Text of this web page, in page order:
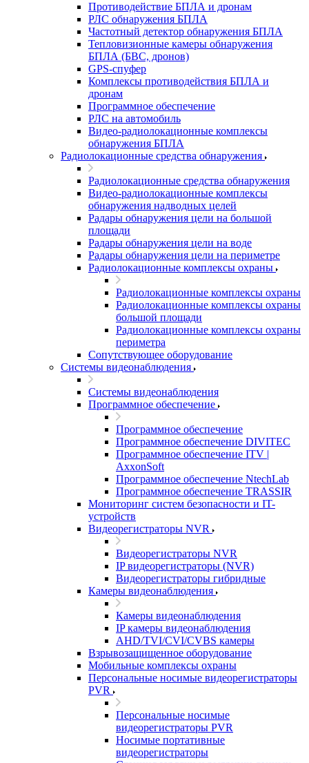
Противодействие БПЛА и дронам
РЛС обнаружения БПЛА
Частотный детектор обнаружения БПЛА
Тепловизионные камеры обнаружения
БПЛА (БВС, дронов)
GPS-спуфер
Комплексы противодействия БПЛА и
дронам
Программное обеспечение
РЛС на автомобиль
Видео-радиолокационные комплексы
обнаружения БПЛА
Радиолокационные средства обнаружения
Радиолокационные средства обнаружения
Видео-радиолокационные комплексы
обнаружения надводных целей
Радары обнаружения цели на большой
площади
Радары обнаружения цели на воде
Радары обнаружения цели на периметре
Радиолокационные комплексы охраны
Радиолокационные комплексы охраны
Радиолокационные комплексы охраны
большой площади
Радиолокационные комплексы охраны
периметра
Сопутствующее оборудование
Системы видеонаблюдения
Системы видеонаблюдения
Программное обеспечение
Программное обеспечение
Программное обеспечение DIVITEC
Программное обеспечение ITV |
AxxonSoft
Программное обеспечение NtechLab
Программное обеспечение TRASSIR
Мониторинг систем безопасности и IT-
устройств
Видеорегистраторы NVR
Видеорегистраторы NVR
IP видеорегистраторы (NVR)
Видеорегистраторы гибридные
Камеры видеонаблюдения
Камеры видеонаблюдения
IP камеры видеонаблюдения
AHD/TVI/CVI/CVBS камеры
Взрывозащищенное оборудование
Мобильные комплексы охраны
Персональные носимые видеорегистраторы
PVR
Персональные носимые
видеорегистраторы PVR
Носимые портативные
видеорегистраторы